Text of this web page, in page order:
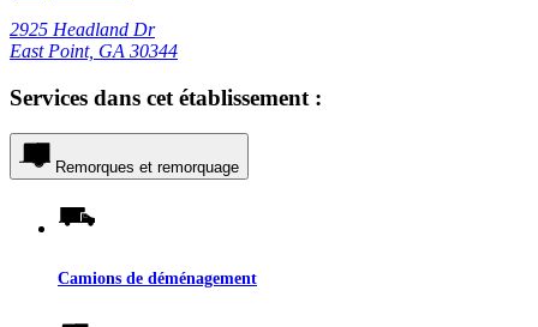
2925 Headland Dr
East Point, GA 30344
Services dans cet établissement :
Remorques et remorquage
Camions de déménagement